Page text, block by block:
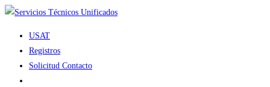
Ir
contenido
USAT
Registros
Solicitud Contacto